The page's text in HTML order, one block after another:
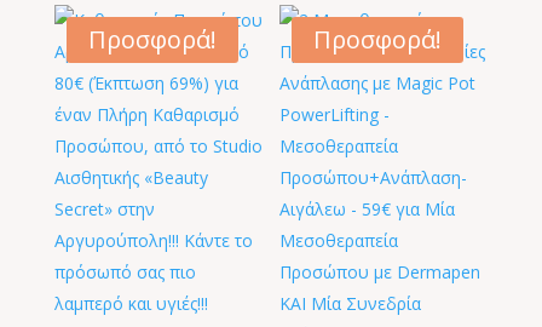
100,00 €.είναι:
46,00 €.
Προσφορά! Προσφορά!